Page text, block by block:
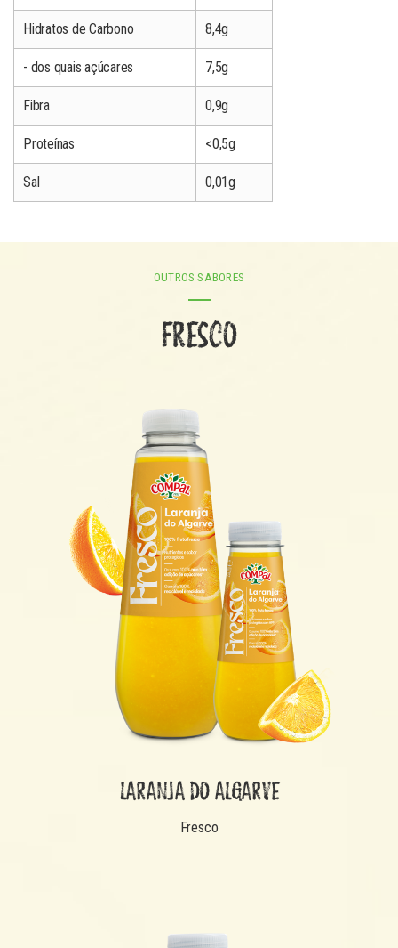
Hidratos de Carbono 8,4g
- dos quais açúcares 7,5g
Fibra 0,9g
Proteínas <0,5g
Sal 0,01g
OUTROS SABORES
FRESCO
LARANJA DO ALGARVE
Fresco